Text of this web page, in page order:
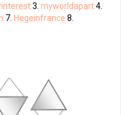
3. myworldapart4.
7. Hegeinfrance 8.